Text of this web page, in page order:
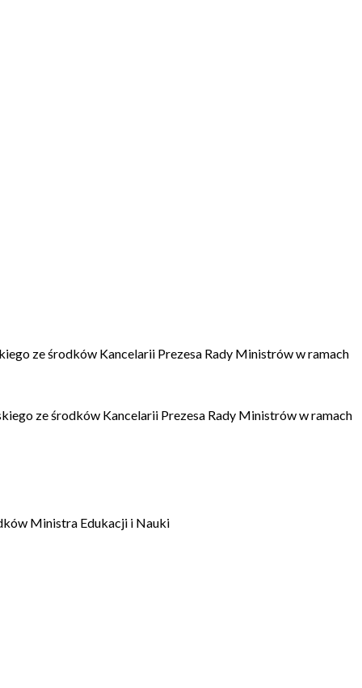
ze środków Kancelarii Prezesa Rady Ministrów w ramach
ze środków Kancelarii Prezesa Rady Ministrów w ramach
Ministra Edukacji i Nauki